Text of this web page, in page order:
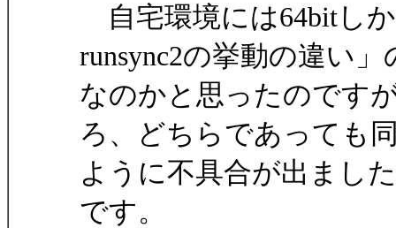
自宅環境には64bitし
runsync2の挙動の違い」
なのかと思ったのです
ろ、どちらであっても
ように不具合が出まし
です。